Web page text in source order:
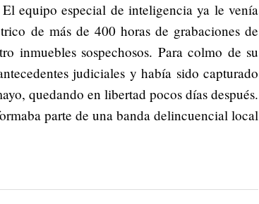
equipo especial de inteligencia ya le venía
de más de 400 horas de grabaciones de
inmuebles sospechosos. Para colmo de su
judiciales y había sido capturado
quedando en libertad pocos días después.
parte de una banda delincuencial local